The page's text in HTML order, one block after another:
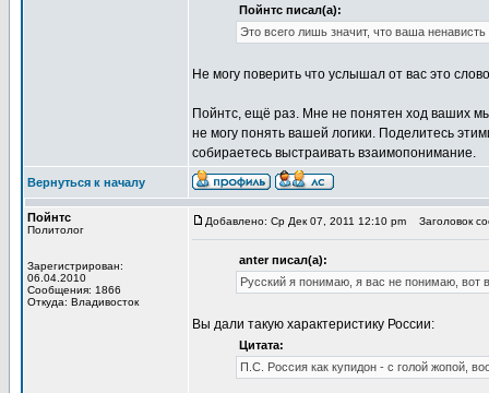
Пойнтс писал(а):
Это всего лишь значит, что ваша
Не могу поверить что услышал от вас это
Пойнтс, ещё раз. Мне не понятен ход ваших
не могу понять вашей логики. Поделитесь
собираетесь выстраивать взаимопонимание.
Вернуться к началу
Пойнтс
Политолог
Зарегистрирован:
06.04.2010
Сообщения: 1866
Откуда: Владивосток
Добавлено: Ср Дек 07, 2011 12:10 pm Заголовок
anter писал(а):
Русский я понимаю, я вас не понимаю, вот
Вы дали такую характеристику России:
Цитата:
П.С. Россия как купидон - с голой жопой,